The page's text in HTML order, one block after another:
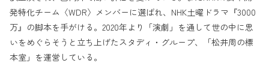
発特化チーム〈WDR〉メンバーに選ばれ、NHK土曜ドラマ『3000
万』の脚本を手がける。2020年より「演劇」を通して世の中に思
いをめぐらそうと立ち上げたスタディ・グループ、「松井周の標
本室」を運営している。